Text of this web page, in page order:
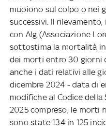
muoiono sul colpo o nei
successivi. Il
con Alg (Associazione
sottostima la mortalità
dei morti entro 30 giorni
anche i dati relativi alle
dicembre 2024 - data di
modifiche al Codice della
2025 compreso, le morti
sono state 134 in 125